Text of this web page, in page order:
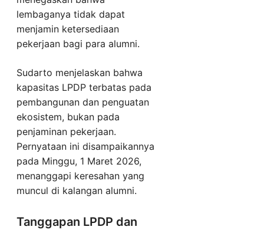
lembaganya tidak dapat
menjamin ketersediaan
pekerjaan bagi para alumni.
Sudarto menjelaskan bahwa
kapasitas LPDP terbatas pada
pembangunan dan penguatan
ekosistem, bukan pada
penjaminan pekerjaan.
Pernyataan ini disampaikannya
pada Minggu, 1 Maret 2026,
menanggapi keresahan yang
muncul di kalangan alumni.
Tanggapan LPDP dan